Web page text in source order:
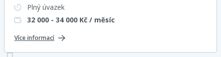
Plný úvazek
32 000 - 34 000 Kč / měsíc
Více informací